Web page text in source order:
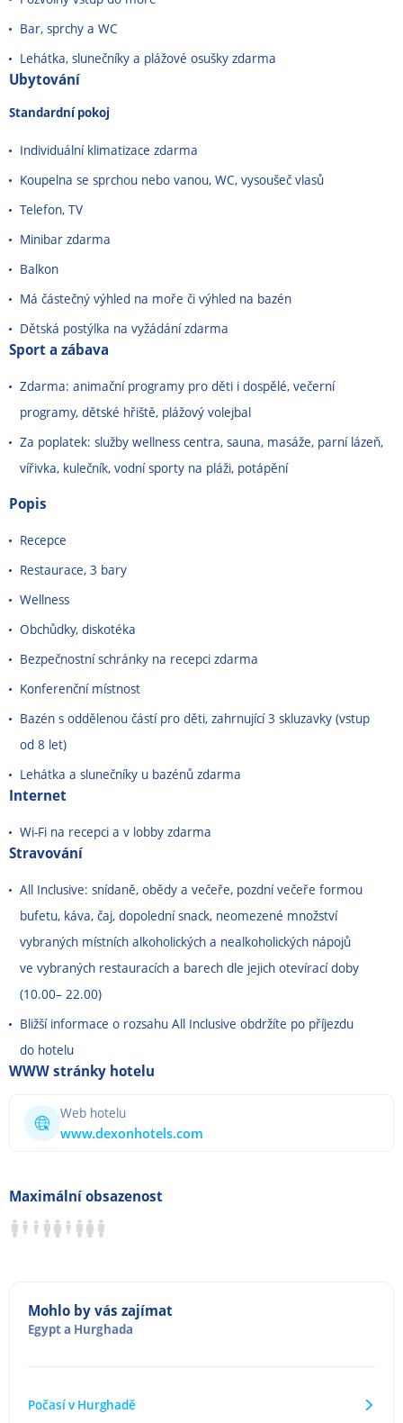
Bar, sprchy a WC
Lehátka, slunečníky a plážové osušky zdarma
Ubytování
Standardní pokoj
Individuální klimatizace zdarma
Koupelna se sprchou nebo vanou, WC, vysoušeč vlasů
Telefon, TV
Minibar zdarma
Balkon
Má částečný výhled na moře či výhled na bazén
Dětská postýlka na vyžádání zdarma
Sport a zábava
Zdarma: animační programy pro děti i dospělé, večerní
programy, dětské hřiště, plážový volejbal
Za poplatek: služby wellness centra, sauna, masáže, parní lázeň,
vířivka, kulečník, vodní sporty na pláži, potápění
Popis
Recepce
Restaurace, 3 bary
Wellness
Obchůdky, diskotéka
Bezpečnostní schránky na recepci zdarma
Konferenční místnost
Bazén s oddělenou částí pro děti, zahrnující 3 skluzavky (vstup
od 8 let)
Lehátka a slunečníky u bazénů zdarma
Internet
Wi-Fi na recepci a v lobby zdarma
Stravování
All Inclusive: snídaně, obědy a večeře, pozdní večeře formou
bufetu, káva, čaj, dopolední snack, neomezené množství
vybraných místních alkoholických a nealkoholických nápojů
ve vybraných restauracích a barech dle jejich otevírací doby
(10.00– 22.00)
Bližší informace o rozsahu All Inclusive obdržíte po příjezdu
do hotelu
WWW stránky hotelu
Web hotelu
www.dexonhotels.com
Maximální obsazenost
Mohlo by vás zajímat
Egypta Hurghada
Počasí v Hurghadě